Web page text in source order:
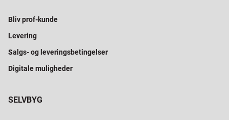
Bliv prof-kunde
Levering
Salgs- og leveringsbetingelser
Digitale muligheder
SELVBYG